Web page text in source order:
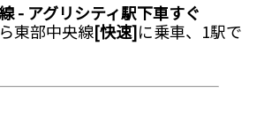
- アグリシティ駅下車すぐ
東部中央線[快速]に乗車、1駅で